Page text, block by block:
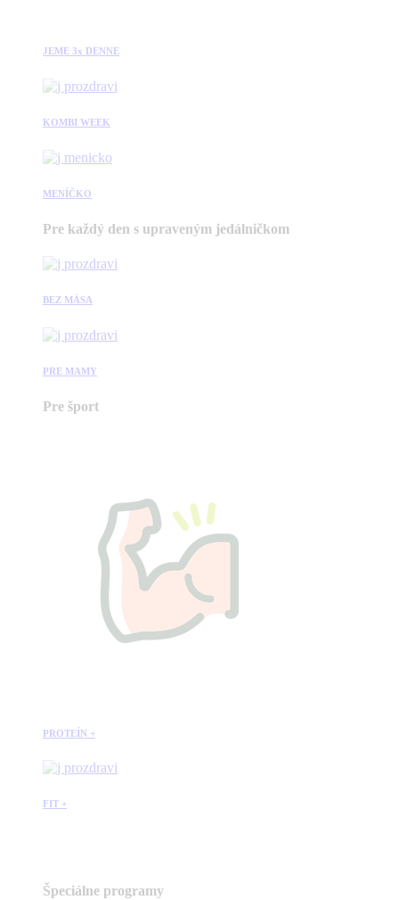
JEME 3x DENNE
KOMBI WEEK
MENÍČKO
Pre každý den s upraveným jedálničkom
BEZ MÄSA
PRE MAMY
Pre šport
PROTEÍN +
FIT +
Špeciálne programy